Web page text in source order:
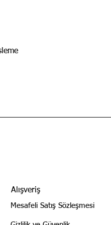
Alışveriş
Mesafeli Satış Sözleşmesi